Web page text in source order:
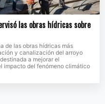
las obras hídricas sobre
de las obras hídricas más
y canalización del arroyo
a mejorar el
impacto del fenómeno climático